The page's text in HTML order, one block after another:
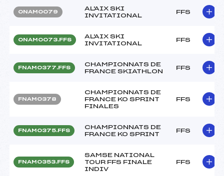
ONAM0079
AL'AIX SKI
INVITATIONAL
FFS
ONAM0073.FFS
AL'AIX SKI
INVITATIONAL
FFS
FNAM0377.FFS
CHAMPIONNATS DE
FRANCE SKIATHLON
FFS
FNAM0378
CHAMPIONNATS DE
FRANCE KO SPRINT
FINALES
FFS
FNAM0375.FFS
CHAMPIONNATS DE
FRANCE KO SPRINT
FFS
FNAM0353.FFS
SAMSE NATIONAL
TOUR FFS FINALE
INDIV
FFS